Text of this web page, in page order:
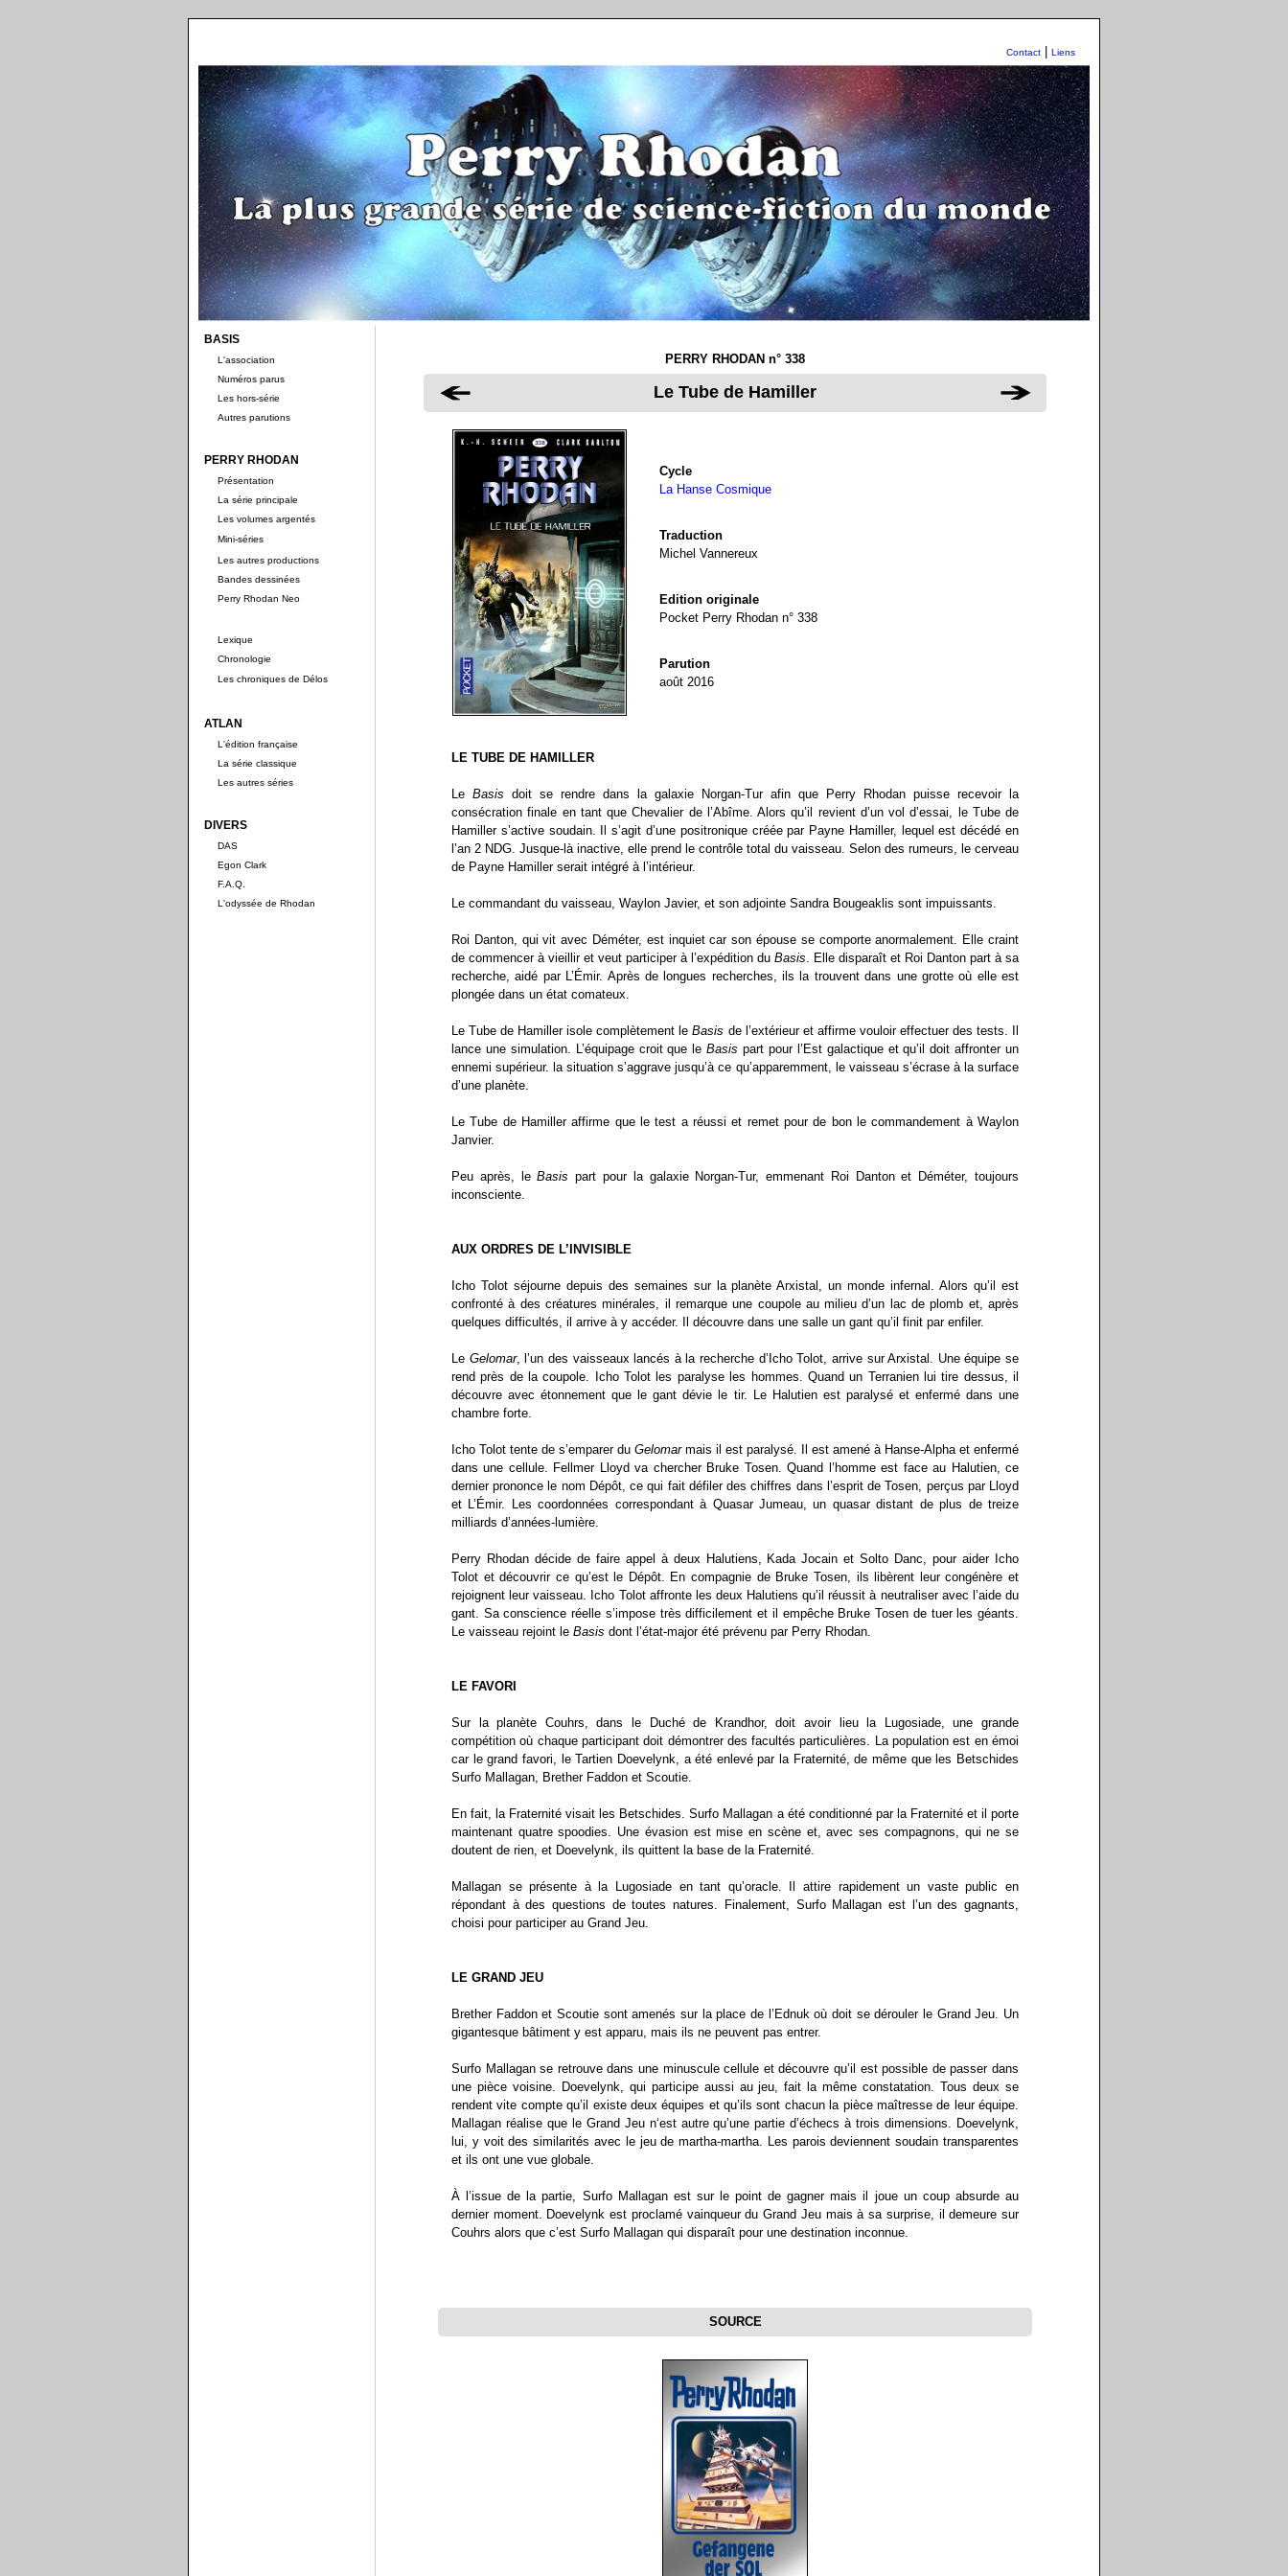
Contact Liens
BASIS
L'association
Numéros parus
Les hors-série
Autres parutions
PERRY RHODAN
Présentation
La série principale
Les volumes argentés
Mini-séries
Les autres productions
Bandes dessinées
Perry Rhodan Neo
Lexique
Chronologie
Les chroniques de Délos
ATLAN
L'édition française
La série classique
Les autres séries
DIVERS
DAS
Egon Clark
F.A.Q.
L'odyssée de Rhodan
PERRY RHODAN n° 338
Le Tube de Hamiller
Cycle
La Hanse Cosmique
Traduction
Michel Vannereux
Edition originale
Pocket Perry Rhodan n° 338
Parution
août 2016
LE TUBE DE HAMILLER
Le Basis doit se rendre dans la galaxie Norgan-Tur afin que Perry Rhodan puisse recevoir la
consécration finale en tant que Chevalier de l’Abîme. Alors qu’il revient d’un vol d’essai, le Tube de
Hamiller s’active soudain. Il s’agit d’une positronique créée par Payne Hamiller, lequel est décédé en
l’an 2 NDG. Jusque-là inactive, elle prend le contrôle total du vaisseau. Selon des rumeurs, le cerveau
de Payne Hamiller serait intégré à l’intérieur.
Le commandant du vaisseau, Waylon Javier, et son adjointe Sandra Bougeaklis sont impuissants.
Roi Danton, qui vit avec Déméter, est inquiet car son épouse se comporte anormalement. Elle craint
de commencer à vieillir et veut participer à l’expédition du Basis. Elle disparaît et Roi Danton part à sa
recherche, aidé par L’Émir. Après de longues recherches, ils la trouvent dans une grotte où elle est
plongée dans un état comateux.
Le Tube de Hamiller isole complètement leBasis de l’extérieur et affirme vouloir effectuer des tests. Il
lance une simulation. L’équipage croit que leBasis part pour l’Est galactique et qu’il doit affronter un
ennemi supérieur. la situation s’aggrave jusqu’à ce qu’apparemment, le vaisseau s’écrase à la surface
d’une planète.
Le Tube de Hamiller affirme que le test a réussi et remet pour de bon le commandement à Waylon
Janvier.
Peu après, leBasis part pour la galaxie Norgan-Tur, emmenant Roi Danton et Déméter, toujours
inconsciente.
AUX ORDRES DE L’INVISIBLE
Icho Tolot séjourne depuis des semaines sur la planète Arxistal, un monde infernal. Alors qu’il est
confronté à des créatures minérales, il remarque une coupole au milieu d’un lac de plomb et, après
quelques difficultés, il arrive à y accéder. Il découvre dans une salle un gant qu’il finit par enfiler.
Le Gelomar, l’un des vaisseaux lancés à la recherche d’Icho Tolot, arrive sur Arxistal. Une équipe se
rend près de la coupole. Icho Tolot les paralyse les hommes. Quand un Terranien lui tire dessus, il
découvre avec étonnement que le gant dévie le tir. Le Halutien est paralysé et enfermé dans une
chambre forte.
Icho Tolot tente de s’emparer du Gelomarmais il est paralysé. Il est amené à Hanse-Alpha et enfermé
dans une cellule. Fellmer Lloyd va chercher Bruke Tosen. Quand l’homme est face au Halutien, ce
dernier prononce le nom Dépôt, ce qui fait défiler des chiffres dans l’esprit de Tosen, perçus par Lloyd
et L’Émir. Les coordonnées correspondant à Quasar Jumeau, un quasar distant de plus de treize
milliards d’années-lumière.
Perry Rhodan décide de faire appel à deux Halutiens, Kada Jocain et Solto Danc, pour aider Icho
Tolot et découvrir ce qu’est le Dépôt. En compagnie de Bruke Tosen, ils libèrent leur congénère et
rejoignent leur vaisseau. Icho Tolot affronte les deux Halutiens qu’il réussit à neutraliser avec l’aide du
gant. Sa conscience réelle s’impose très difficilement et il empêche Bruke Tosen de tuer les géants.
Le vaisseau rejoint le Basis dont l’état-major été prévenu par Perry Rhodan.
LE FAVORI
Sur la planète Couhrs, dans le Duché de Krandhor, doit avoir lieu la Lugosiade, une grande
compétition où chaque participant doit démontrer des facultés particulières. La population est en émoi
car le grand favori, le Tartien Doevelynk, a été enlevé par la Fraternité, de même que les Betschides
Surfo Mallagan, Brether Faddon et Scoutie.
En fait, la Fraternité visait les Betschides. Surfo Mallagan a été conditionné par la Fraternité et il porte
maintenant quatre spoodies. Une évasion est mise en scène et, avec ses compagnons, qui ne se
doutent de rien, et Doevelynk, ils quittent la base de la Fraternité.
Mallagan se présente à la Lugosiade en tant qu’oracle. Il attire rapidement un vaste public en
répondant à des questions de toutes natures. Finalement, Surfo Mallagan est l’un des gagnants,
choisi pour participer au Grand Jeu.
LE GRAND JEU
Brether Faddon et Scoutie sont amenés sur la place de l’Ednuk où doit se dérouler le Grand Jeu. Un
gigantesque bâtiment y est apparu, mais ils ne peuvent pas entrer.
Surfo Mallagan se retrouve dans une minuscule cellule et découvre qu’il est possible de passer dans
une pièce voisine. Doevelynk, qui participe aussi au jeu, fait la même constatation. Tous deux se
rendent vite compte qu’il existe deux équipes et qu’ils sont chacun la pièce maîtresse de leur équipe.
Mallagan réalise que le Grand Jeu n‘est autre qu’une partie d’échecs à trois dimensions. Doevelynk,
lui, y voit des similarités avec le jeu de martha-martha. Les parois deviennent soudain transparentes
et ils ont une vue globale.
À l’issue de la partie, Surfo Mallagan est sur le point de gagner mais il joue un coup absurde au
dernier moment. Doevelynk est proclamé vainqueur du Grand Jeu mais à sa surprise, il demeure sur
Couhrs alors que c’est Surfo Mallagan qui disparaît pour une destination inconnue.
SOURCE